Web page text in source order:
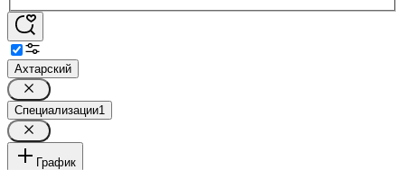
Ахтарский
Специализации1
График